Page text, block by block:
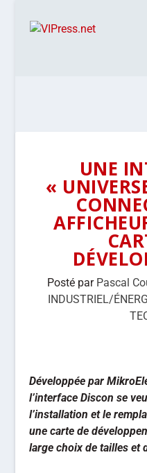
UNE
«
Posté par Pascal
INDUSTRIEL/
Développée par
l’interface Discon se
l’installation et le
une carte de
large choix de tailles et